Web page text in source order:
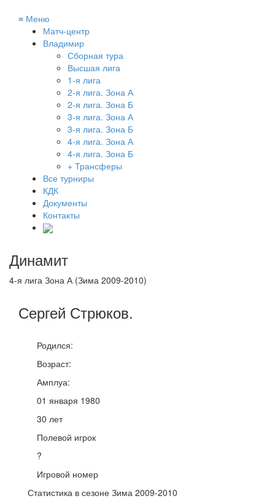
≡ Меню
Матч-центр
Владимир
Сборная тура
Высшая лига
1-я лига
2-я лига. Зона А
2-я лига. Зона Б
3-я лига. Зона А
3-я лига. Зона Б
4-я лига. Зона А
4-я лига. Зона Б
+ Трансферы
Все турниры
КДК
Документы
Контакты
Динамит
4-я лига Зона А (Зима 2009-2010)
Сергей Стрюков.
Родился:
Возраст:
Амплуа:
01 января 1980
30 лет
Полевой игрок
?
Игровой номер
Статистика в сезоне Зима 2009-2010